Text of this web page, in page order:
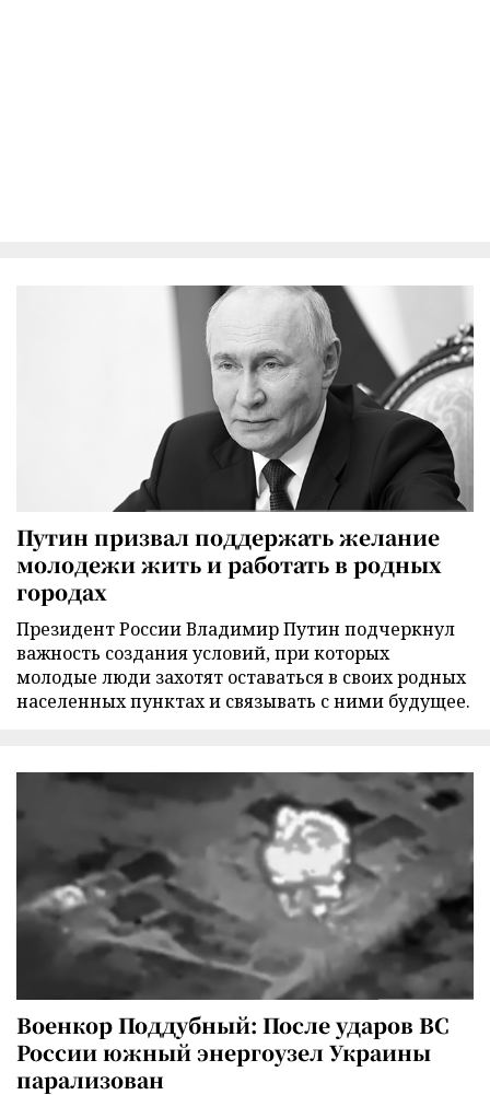
Путин призвал поддержать желание
молодежи жить и работать в родных
городах
Президент России Владимир Путин подчеркнул
важность создания условий, при которых
молодые люди захотят оставаться в своих родных
населенных пунктах и связывать с ними будущее.
Военкор Поддубный: После ударов ВС
России южный энергоузел Украины
парализован